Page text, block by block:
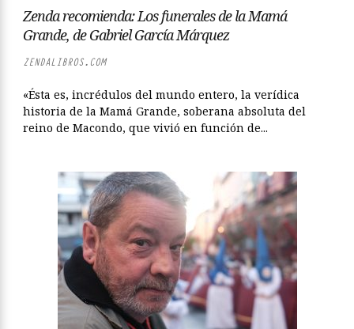
Zenda recomienda: Los funerales de la Mamá
Grande, de Gabriel García Márquez
ZENDALIBROS.COM
«Ésta es, incrédulos del mundo entero, la verídica
historia de la Mamá Grande, soberana absoluta del
reino de Macondo, que vivió en función de...